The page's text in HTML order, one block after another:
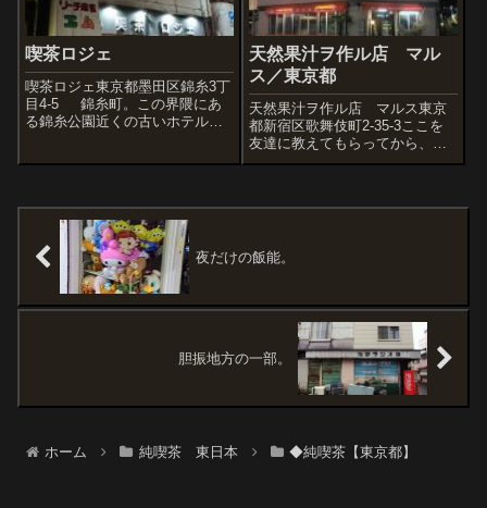
喫茶ロジェ
喫茶ロジェ東京都墨田区錦糸3丁
目4-5 錦糸町。この界隈にあ
る錦糸公園近くの古いホテルに
だって。さすが眠らぬ錦糸町
だ。 ...
天然果汁ヲ作ル店 マル
ス／東京都
天然果汁ヲ作ル店 マルス東京
都新宿区歌舞伎町2-35-3ここを
友達に教えてもらってから、も
う何度目の訪問でしょうか。さ
マさんが出てきてくれて入店。
いただきまー...
夜だけの飯能。
胆振地方の一部。
ホーム 純喫茶 東日本 ◆純喫茶【東京都】